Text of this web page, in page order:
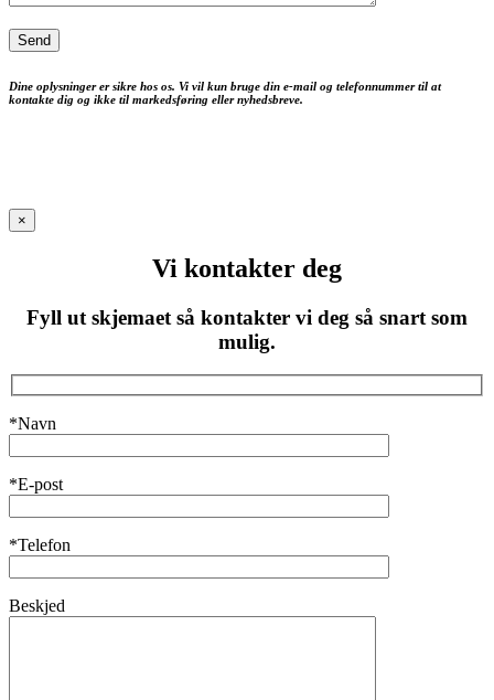
Dine oplysninger er sikre hos os. Vi vil kun bruge din e-mail og telefonnummer til at
kontakte dig og ikke til markedsføring eller nyhedsbreve.
×
Vi kontakter deg
Fyll ut skjemaet så kontakter vi deg så snart som
mulig.
*Navn
*E-post
*Telefon
Beskjed